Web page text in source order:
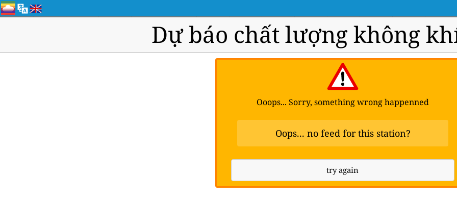
Dự báo chất lượng không
Ooops... Sorry, something wrong happenned
Oops... no feed for this station?
try again